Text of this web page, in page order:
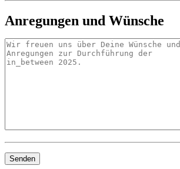
Anregungen und Wünsche